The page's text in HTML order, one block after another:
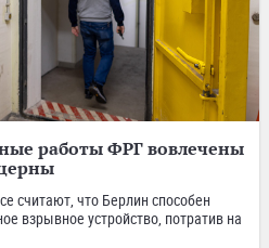
работы ФРГ вовлечены
считают, что Берлин способен
взрывное устройство, потратив на